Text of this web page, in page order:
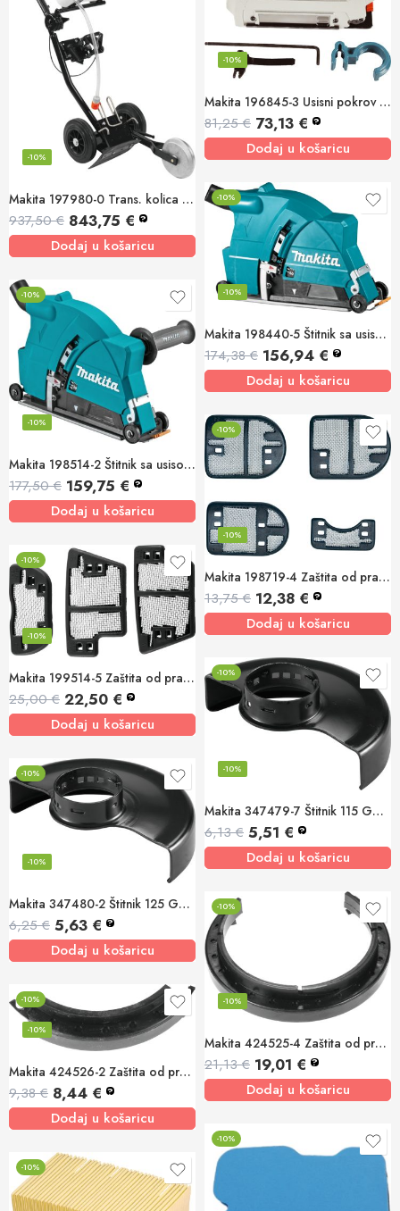
Makita 196845-3 Usisni pokrov za kutnu brusilicu
-10%
81,25€ 73,13 € ?
Dodaj u košaricu
Makita 197980-0 Trans. kolica sa vodenom pumpom
-10%
937,50€ 843,75 € ?
Dodaj u košaricu
-10%
Makita 198440-5 Štitnik sa usisom za prašinu 230mm
-10%
174,38€ 156,94 € ?
Dodaj u košaricu
-10%
Makita 198514-2 Štitnik sa usisom za prašinu 180mm
-10%
177,50€ 159,75 € ?
Dodaj u košaricu
-10%
Makita 198719-4 Zaštita od prašine GA5040
-10%
13,75€ 12,38 € ?
Dodaj u košaricu
-10%
Makita 199514-5 Zaštita od prašine GA40XX,45XX,50XX
-10%
25,00€ 22,50 € ?
Dodaj u košaricu
-10%
Makita 347479-7 Štitnik 115 GA4550 GA4550R GA4551R
-10%
6,13€ 5,51 € ?
Dodaj u košaricu
-10%
Makita 347480-2 Štitnik 125 GA5050 GA5050R GA5051R
-10%
6,25€ 5,63 € ?
Dodaj u košaricu
-10%
Makita 424525-4 Zaštita od prašine A prsten
-10%
21,13€ 19,01 € ?
Dodaj u košaricu
-10%
Makita 424526-2 Zaštita od prašine PC5000C, PC5001C
-10%
9,38€ 8,44 € ?
Dodaj u košaricu
-10%
-10%